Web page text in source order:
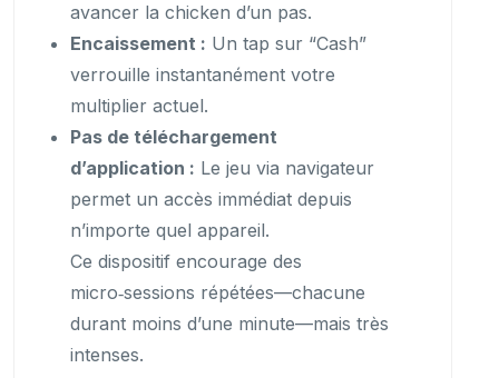
avancer la chicken d’un pas.
Encaissement : Un tap sur “Cash”
verrouille instantanément votre
multiplier actuel.
Pas de téléchargement
d’application : Le jeu via navigateur
permet un accès immédiat depuis
n’importe quel appareil.
Ce dispositif encourage des
micro‑sessions répétées—chacune
durant moins d’une minute—mais très
intenses.